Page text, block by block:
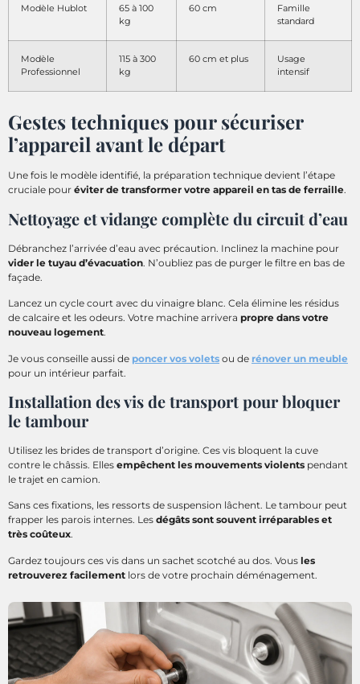
Modèle Hublot
65 à 100
kg
60 cm
Famille
standard
Modèle
Professionnel
115 à 300
kg
60 cm et plus
Usage
intensif
Gestes techniques pour sécuriser
l’appareil avant le départ
Une fois le modèle identifié, la préparation technique devient l’étape
cruciale pour éviter de transformer votre appareil en tas de ferraille.
Nettoyage et vidange complète du circuit d’eau
Débranchez l’arrivée d’eau avec précaution. Inclinez la machine pour
vider le tuyau d’évacuation. N’oubliez pas de purger le filtre en bas de
façade.
Lancez un cycle court avec du vinaigre blanc. Cela élimine les résidus
de calcaire et les odeurs. Votre machine arrivera propre dans votre
nouveau logement.
Je vous conseille aussi de poncer vos volets ou de rénover un meuble
pour un intérieur parfait.
Installation des vis de transport pour bloquer
le tambour
Utilisez les brides de transport d’origine. Ces vis bloquent la cuve
contre le châssis. Elles empêchent les mouvements violents pendant
le trajet en camion.
Sans ces fixations, les ressorts de suspension lâchent. Le tambour peut
frapper les parois internes. Les dégâts sont souvent irréparables et
très coûteux.
Gardez toujours ces vis dans un sachet scotché au dos. Vous les
retrouverez facilement lors de votre prochain déménagement.